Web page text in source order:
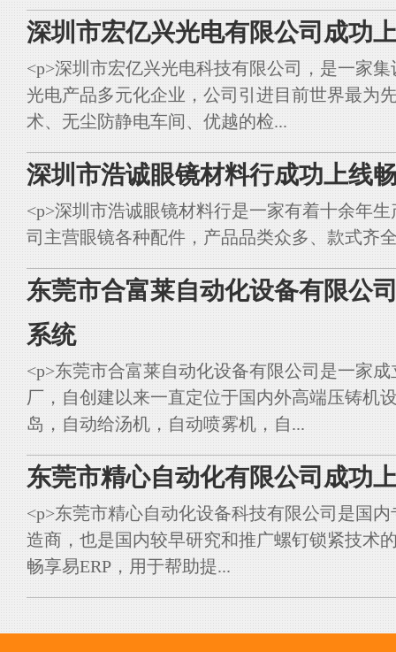
深圳市宏亿兴光电有限公司成功
<p>深圳市宏亿兴光电科技有限公司，是一家
光电产品多元化企业，公司引进目前世界最为
术、无尘防静电车间、优越的检...
深圳市浩诚眼镜材料行成功上线
<p>深圳市浩诚眼镜材料行是一家有着十余年
司主营眼镜各种配件，产品品类众多、款式齐
东莞市合富莱自动化设备有限公
系统
<p>东莞市合富莱自动化设备有限公司是一家
厂，自创建以来一直定位于国内外高端压铸机
岛，自动给汤机，自动喷雾机，自...
东莞市精心自动化有限公司成功
<p>东莞市精心自动化设备科技有限公司是国
造商，也是国内较早研究和推广螺钉锁紧技术
畅享易ERP，用于帮助提...